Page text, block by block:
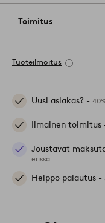
Toimitus
Tuoteilmoitus
Uusi asiakas? -
Ilmainen toimitus
Joustavat
erissä
Helppo palautus -